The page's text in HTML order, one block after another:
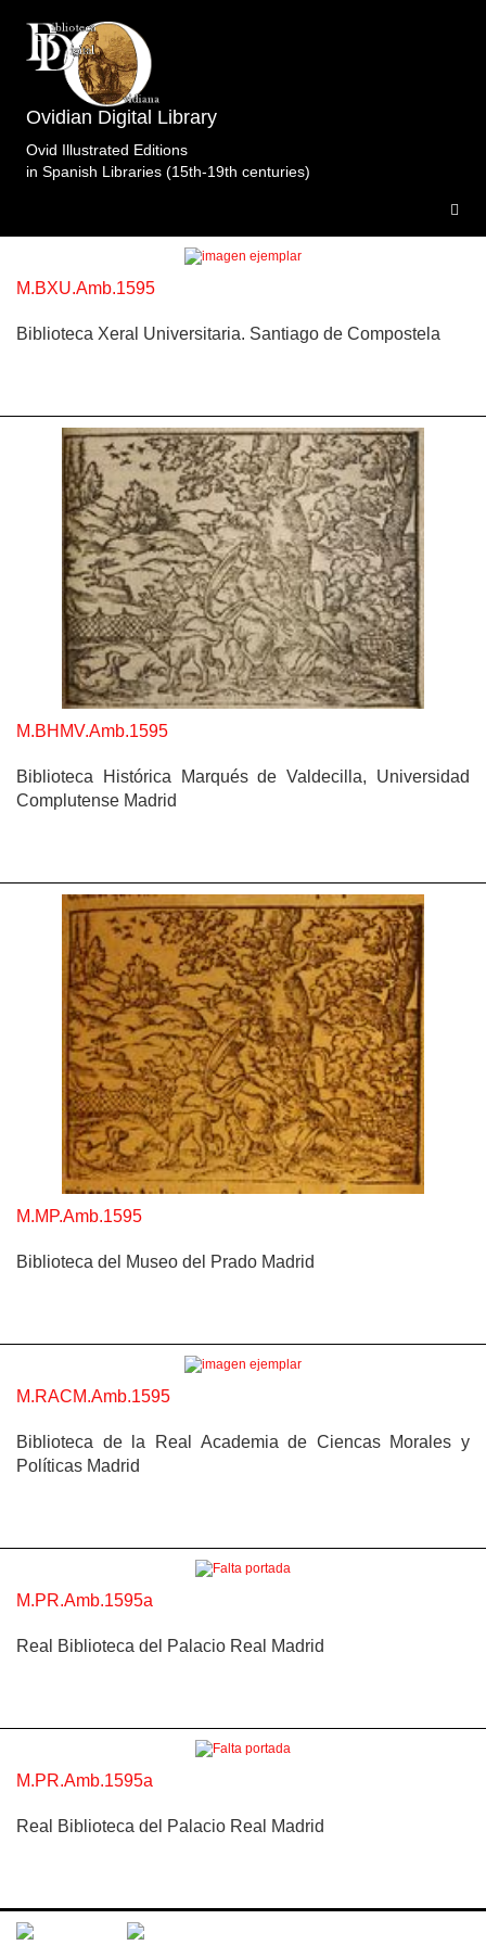
Ovidian Digital Library
Ovid Illustrated Editions
in Spanish Libraries (15th-19th centuries)
Topic: Venus y Adonis en Libro 10 (f. 162).
Specimens of the edition
Metamorfosis.Bustamante.Bellero.Amberes.1595.
M.BXU.Amb.1595
Biblioteca Xeral Universitaria. Santiago de Compostela
M.BHMV.Amb.1595
Biblioteca Histórica Marqués de Valdecilla, Universidad
Complutense Madrid
M.MP.Amb.1595
Biblioteca del Museo del Prado Madrid
M.RACM.Amb.1595
Biblioteca de la Real Academia de Ciencas Morales y
Políticas Madrid
M.PR.Amb.1595a
Real Biblioteca del Palacio Real Madrid
M.PR.Amb.1595a
Real Biblioteca del Palacio Real Madrid